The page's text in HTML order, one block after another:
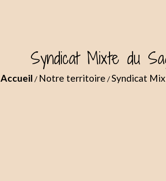
Syndicat Mixte du
Accueil / Notre territoire /Syndicat